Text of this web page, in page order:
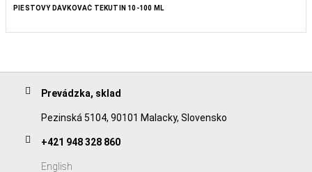
PIESTOVÝ DÁVKOVAČ TEKUTIN 10-100 ML
Prevádzka, sklad
Pezinská 5104, 90101 Malacky, Slovensko
+421 948 328 860
English